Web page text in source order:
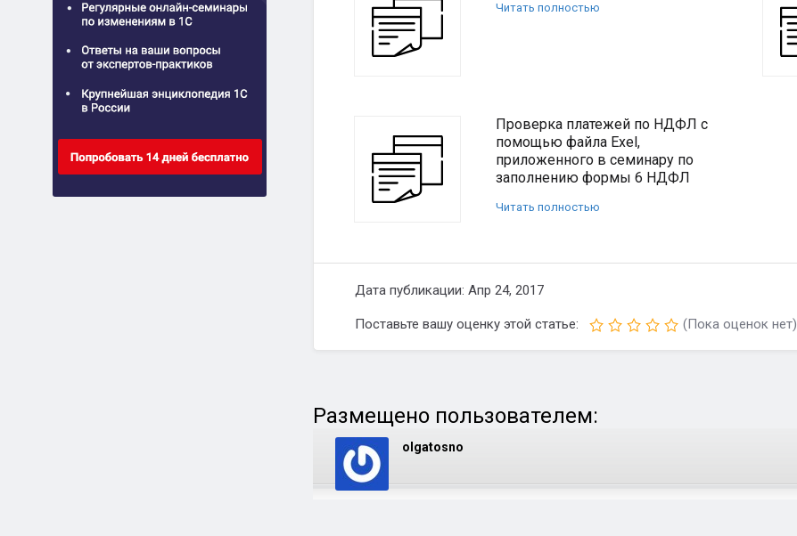
Читать полностью
Проверка платежей по НДФЛ с
помощью файла Exel,
приложенного в семинару по
заполнению формы 6 НДФЛ
Читать полностью
Дата публикации: Апр 24, 2017
Поставьте вашу оценку этой статье: (Пока оценок нет)
Размещено пользователем:
olgatosno